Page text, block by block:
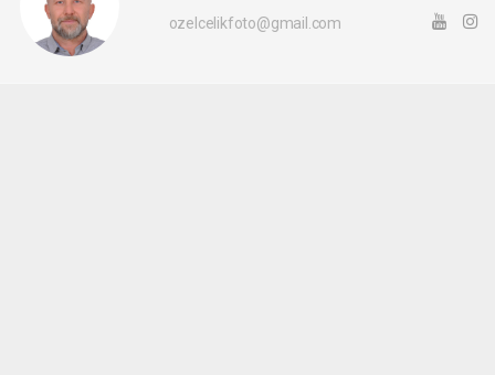
ozelcelikfoto@gmail.com